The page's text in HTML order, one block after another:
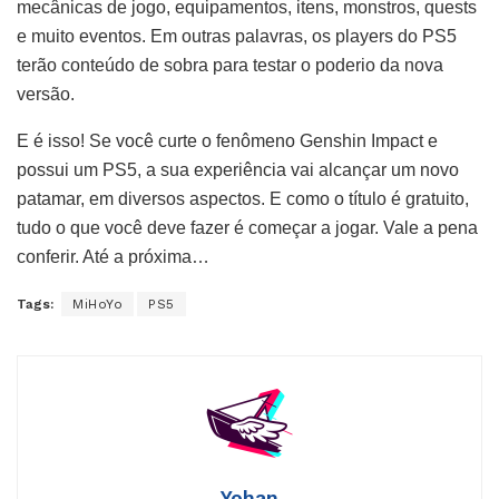
mecânicas de jogo, equipamentos, itens, monstros, quests
e muito eventos. Em outras palavras, os players do PS5
terão conteúdo de sobra para testar o poderio da nova
versão.
E é isso! Se você curte o fenômeno Genshin Impact e
possui um PS5, a sua experiência vai alcançar um novo
patamar, em diversos aspectos. E como o título é gratuito,
tudo o que você deve fazer é começar a jogar. Vale a pena
conferir. Até a próxima…
Tags: MiHoYo PS5